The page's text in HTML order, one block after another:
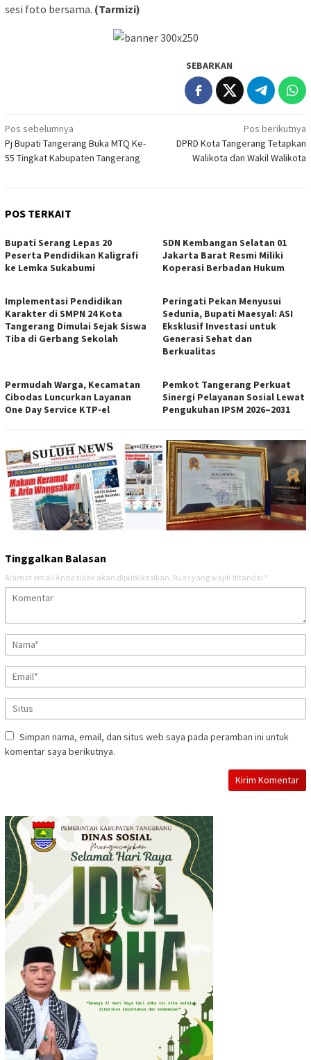
sesi foto bersama. (Tarmizi)
SEBARKAN
Navigasi
pos
Pos sebelumnya
Pj Bupati Tangerang Buka MTQ Ke-
55 Tingkat Kabupaten Tangerang
Pos berikutnya
DPRD Kota Tangerang Tetapkan
Walikota dan Wakil Walikota
POS TERKAIT
Bupati Serang Lepas 20
Peserta Pendidikan Kaligrafi
ke Lemka Sukabumi
SDN Kembangan Selatan 01
Jakarta Barat Resmi Miliki
Koperasi Berbadan Hukum
Implementasi Pendidikan
Karakter di SMPN 24 Kota
Tangerang Dimulai Sejak Siswa
Tiba di Gerbang Sekolah
Peringati Pekan Menyusui
Sedunia, Bupati Maesyal: ASI
Eksklusif Investasi untuk
Generasi Sehat dan
Berkualitas
Permudah Warga, Kecamatan
Cibodas Luncurkan Layanan
One Day Service KTP-el
Pemkot Tangerang Perkuat
Sinergi Pelayanan Sosial Lewat
Pengukuhan IPSM 2026–2031
Tinggalkan Balasan
Alamat email Anda tidak akan dipublikasikan. Ruas yang wajib ditandai *
Simpan nama, email, dan situs web saya pada peramban ini untuk
komentar saya berikutnya.